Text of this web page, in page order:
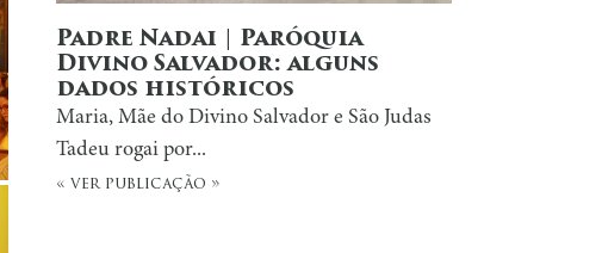
Padre Nadai | Paróquia
Divino Salvador: alguns
dados históricos
Maria, Mãe do Divino Salvador e São Judas
Tadeu rogai por...
« ver publicação »